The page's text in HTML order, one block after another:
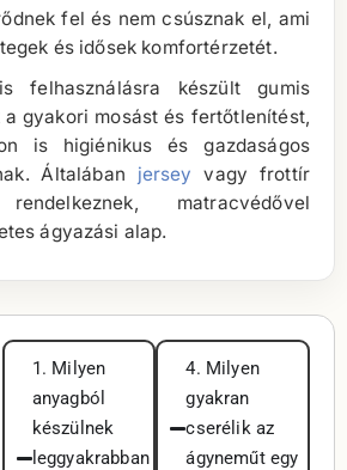
fel és nem csúsznak el, ami
és idősek komfortérzetét.
felhasználásra készült gumis
gyakori mosást és fertőtlenítést,
is higiénikus és gazdaságos
Általában jersey vagy frottír
matracvédővel
ágyazási alap.
1. Milyen
anyagból
készülnek
leggyakrabban
4. Milyen
gyakran
cserélik az
ágyneműt egy